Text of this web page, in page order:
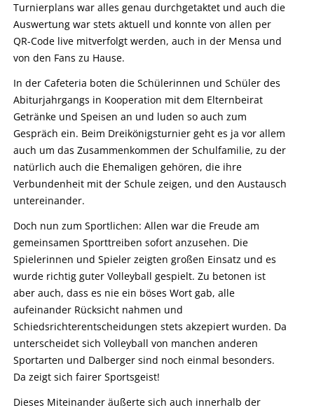
Turnierplans war alles genau durchgetaktet und auch die
Auswertung war stets aktuell und konnte von allen per
QR-Code live mitverfolgt werden, auch in der Mensa und
von den Fans zu Hause.
In der Cafeteria boten die Schülerinnen und Schüler des
Abiturjahrgangs in Kooperation mit dem Elternbeirat
Getränke und Speisen an und luden so auch zum
Gespräch ein. Beim Dreikönigsturnier geht es ja vor allem
auch um das Zusammenkommen der Schulfamilie, zu der
natürlich auch die Ehemaligen gehören, die ihre
Verbundenheit mit der Schule zeigen, und den Austausch
untereinander.
Doch nun zum Sportlichen: Allen war die Freude am
gemeinsamen Sporttreiben sofort anzusehen. Die
Spielerinnen und Spieler zeigten großen Einsatz und es
wurde richtig guter Volleyball gespielt. Zu betonen ist
aber auch, dass es nie ein böses Wort gab, alle
aufeinander Rücksicht nahmen und
Schiedsrichterentscheidungen stets akzepiert wurden. Da
unterscheidet sich Volleyball von manchen anderen
Sportarten und Dalberger sind noch einmal besonders.
Da zeigt sich fairer Sportsgeist!
Dieses Miteinander äußerte sich auch innerhalb der